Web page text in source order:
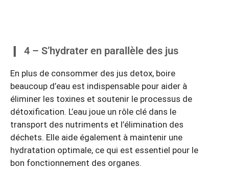
4 – S’hydrater en parallèle des jus
En plus de consommer des jus detox, boire
beaucoup d’eau est indispensable pour aider à
éliminer les toxines et soutenir le processus de
détoxification. L’eau joue un rôle clé dans le
transport des nutriments et l’élimination des
déchets. Elle aide également à maintenir une
hydratation optimale, ce qui est essentiel pour le
bon fonctionnement des organes.